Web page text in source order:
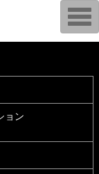
ョン
T
o
g
g
n
i
n